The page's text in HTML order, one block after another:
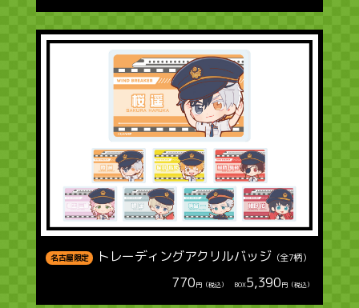
名古屋限定 トレーディングアクリルバッジ （全7柄）
770円（税込） BOX5,390円（税込）